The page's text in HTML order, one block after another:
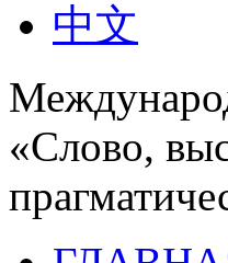
中文
«Слово,